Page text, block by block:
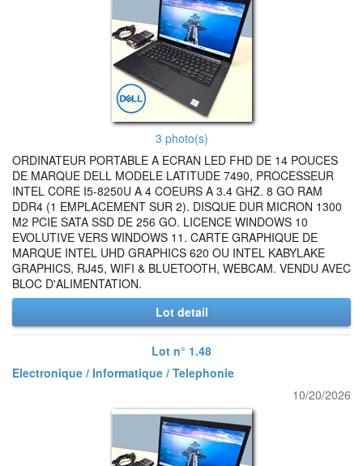
3 photo(s)
ORDINATEUR PORTABLE A ECRAN LED FHD DE 14 POUCES
DE MARQUE DELL MODELE LATITUDE 7490, PROCESSEUR
INTEL CORE I5-8250U A 4 COEURS A 3.4 GHZ. 8 GO RAM
DDR4 (1 EMPLACEMENT SUR 2). DISQUE DUR MICRON 1300
M2 PCIE SATA SSD DE 256 GO. LICENCE WINDOWS 10
EVOLUTIVE VERS WINDOWS 11. CARTE GRAPHIQUE DE
MARQUE INTEL UHD GRAPHICS 620 OU INTEL KABYLAKE
GRAPHICS, RJ45, WIFI & BLUETOOTH, WEBCAM. VENDU AVEC
BLOC D'ALIMENTATION.
Lot detail
Lot n° 1.48
Electronique / Informatique / Telephonie
10/20/2026